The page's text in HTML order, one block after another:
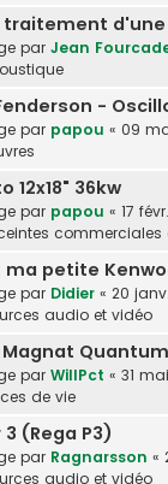
traitement
par Jean
-
par papou « 09
12x18" 36kw
par papou « 17
commerciales
ma petite
par Didier « 20 janv.
audio et vidéo
par WillPct « 31
de vie
(Rega P3)
par Ragnarsson «
audio et vidéo